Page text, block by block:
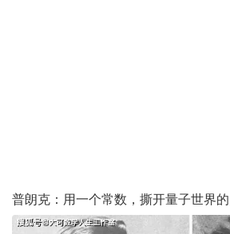
普朗克：用一个常数，撕开量子世界